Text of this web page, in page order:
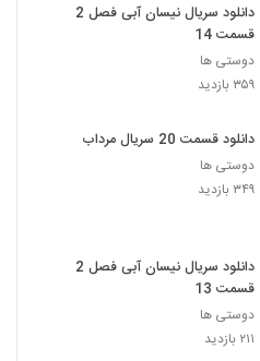
دانلود سریال نیسان آبی فصل 2
قسمت 14
دوستی ها
۳۵۹ بازدید
دانلود قسمت 20 سریال مرداب
دوستی ها
۳۴۹ بازدید
دانلود سریال نیسان آبی فصل 2
قسمت 13
دوستی ها
۲۱۱ بازدید